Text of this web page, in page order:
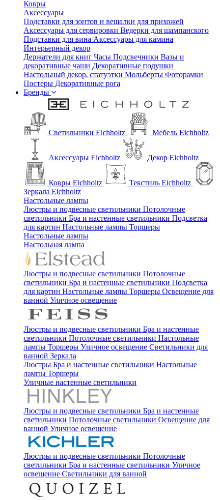
Ковры
Аксессуары
Подставки для зонтов и вешалки для прихожей
Аксессуары для сервировки Ведерки для шампанского
Подставки для вина Аксессуары для камина
Интерьерный декор
Держатели для книг Часы Подсвечники Вазы и
декоративные чаши Декоративные подушки
Настольный декор, статуэтки Мольберты Фоторамки
Постеры Декоративные рога
Бренды
Светильники Eichholtz Мебель Eichholtz
Аксессуары Eichholtz Декор Eichholtz
Ковры Eichholtz
Текстиль Eichholtz
Зеркала Eichholtz
Настольные лампы
Люстры и подвесные светильники Потолочные
светильники Бра и настенные светильники Подсветка
для картин Настольные лампы Торшеры
Настольные лампы
Настольная лампа
Люстры и подвесные светильники Потолочные
светильники Бра и настенные светильники Подсветка
для картин Настольные лампы Торшеры Освещение для
ванной Уличное освещение
Люстры и подвесные светильники Бра и настенные
светильники Потолочные светильники Настольные
лампы Торшеры Уличное освещение Светильники для
ванной Зеркала
Люстры Бра и настенные светильники Настольные
лампы Торшеры
Уличные настенные светильники
Люстры и подвесные светильники Бра и настенные
светильники Потолочные светильники Освещение для
ванной Уличное освещение
Люстры и подвесные светильники Потолочные
светильники Бра и настенные светильники Уличное
освещение Светильники для ванной